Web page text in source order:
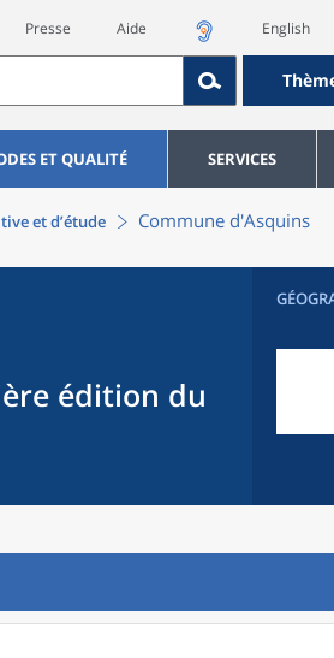
Presse Aide English
ET QUALITÉ SERVICES
et d’étude Commune d'Asquins
édition du